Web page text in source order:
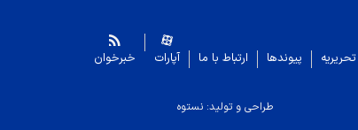
تحریریه پیوندها ارتباط با ما آپارات خبرخوان
طراحی و تولید: نستوه